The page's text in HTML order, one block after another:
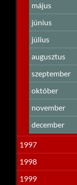
május
június
július
augusztus
szeptember
október
november
december
1997
1998
1999